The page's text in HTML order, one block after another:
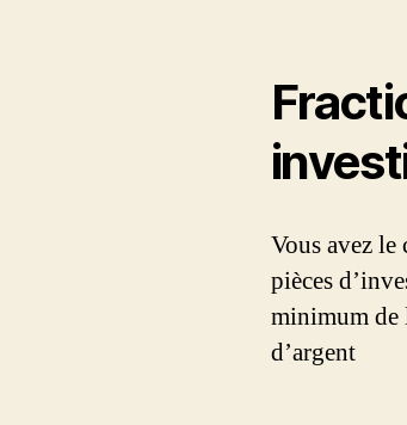
Vous avez
pièces
minimum de
d’argent